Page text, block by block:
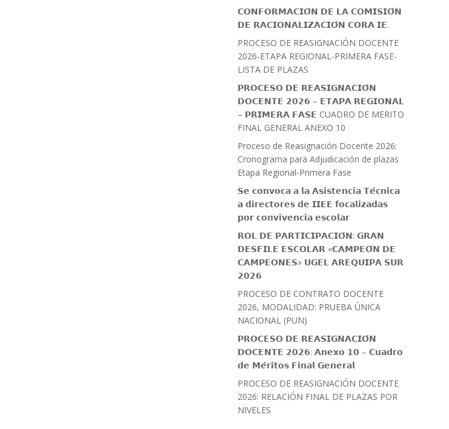
𝗖𝗢𝗡𝗙𝗢𝗥𝗠𝗔𝗖𝗜𝗢́𝗡 𝗗𝗘 𝗟𝗔 𝗖𝗢𝗠𝗜𝗦𝗜𝗢́𝗡
𝗗𝗘 𝗥𝗔𝗖𝗜𝗢𝗡𝗔𝗟𝗜𝗭𝗔𝗖𝗜𝗢́𝗡 𝗖𝗢𝗥𝗔 𝗜𝗘.
PROCESO DE REASIGNACIÓN DOCENTE
2026-ETAPA REGIONAL-PRIMERA FASE-
LISTA DE PLAZAS
𝗣𝗥𝗢𝗖𝗘𝗦𝗢 𝗗𝗘 𝗥𝗘𝗔𝗦𝗜𝗚𝗡𝗔𝗖𝗜𝗢́𝗡
𝗗𝗢𝗖𝗘𝗡𝗧𝗘 𝟮𝟬𝟮𝟲 – 𝗘𝗧𝗔𝗣𝗔 𝗥𝗘𝗚𝗜𝗢𝗡𝗔𝗟
– 𝗣𝗥𝗜𝗠𝗘𝗥𝗔 𝗙𝗔𝗦𝗘 CUADRO DE MERITO
FINAL GENERAL ANEXO 10
Proceso de Reasignación Docente 2026:
Cronograma para Adjudicación de plazas
Etapa Regional-Primera Fase
𝗦𝗲 𝗰𝗼𝗻𝘃𝗼𝗰𝗮 𝗮 𝗹𝗮 𝗔𝘀𝗶𝘀𝘁𝗲𝗻𝗰𝗶𝗮 𝗧𝗲́𝗰𝗻𝗶𝗰𝗮
𝗮 𝗱𝗶𝗿𝗲𝗰𝘁𝗼𝗿𝗲𝘀 𝗱𝗲 𝗜𝗜𝗘𝗘 𝗳𝗼𝗰𝗮𝗹𝗶𝘇𝗮𝗱𝗮𝘀
𝗽𝗼𝗿 𝗰𝗼𝗻𝘃𝗶𝘃𝗲𝗻𝗰𝗶𝗮 𝗲𝘀𝗰𝗼𝗹𝗮𝗿
𝗥𝗢𝗟 𝗗𝗘 𝗣𝗔𝗥𝗧𝗜𝗖𝗜𝗣𝗔𝗖𝗜𝗢́𝗡: 𝗚𝗥𝗔𝗡
𝗗𝗘𝗦𝗙𝗜𝗟𝗘 𝗘𝗦𝗖𝗢𝗟𝗔𝗥 «𝗖𝗔𝗠𝗣𝗘𝗢́𝗡 𝗗𝗘
𝗖𝗔𝗠𝗣𝗘𝗢𝗡𝗘𝗦» 𝗨𝗚𝗘𝗟 𝗔𝗥𝗘𝗤𝗨𝗜𝗣𝗔 𝗦𝗨𝗥
𝟮𝟬𝟮𝟲
PROCESO DE CONTRATO DOCENTE
2026, MODALIDAD: PRUEBA ÚNICA
NACIONAL (PUN)
𝗣𝗥𝗢𝗖𝗘𝗦𝗢 𝗗𝗘 𝗥𝗘𝗔𝗦𝗜𝗚𝗡𝗔𝗖𝗜𝗢́𝗡
𝗗𝗢𝗖𝗘𝗡𝗧𝗘 𝟮𝟬𝟮𝟲: 𝗔𝗻𝗲𝘅𝗼 𝟭𝟬 – 𝗖𝘂𝗮𝗱𝗿𝗼
𝗱𝗲 𝗠𝗲́𝗿𝗶𝘁𝗼𝘀 𝗙𝗶𝗻𝗮𝗹 𝗚𝗲𝗻𝗲𝗿𝗮𝗹
PROCESO DE REASIGNACIÓN DOCENTE
2026: RELACIÓN FINAL DE PLAZAS POR
NIVELES